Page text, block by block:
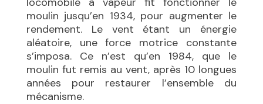
moulin jusqu’en 1934, pour augmenter le
rendement. Le vent étant un énergie
aléatoire, une force motrice constante
s’imposa. Ce n’est qu’en 1984, que le
moulin fut remis au vent, après 10 longues
années pour restaurer l’ensemble du
mécanisme.